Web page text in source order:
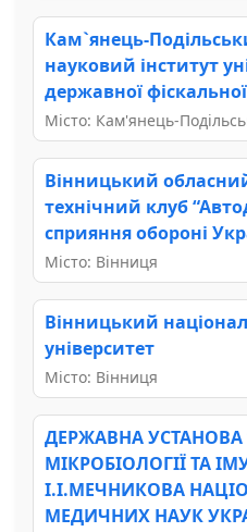
Кам`янець-
науковий інститут
державної
Місто: Кам'янець-
Вінницький
технічний клуб
сприяння обороні
Місто: Вінниця
Вінницький
університет
Місто: Вінниця
ДЕРЖАВНА УСТАНОВА
МІКРОБІОЛОГІЇ ТА
І.І.МЕЧНИКОВА
МЕДИЧНИХ НАУК